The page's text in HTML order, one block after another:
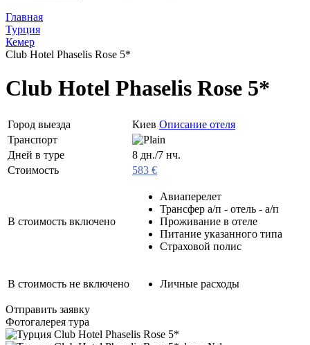
Главная
Турция
Кемер
Club Hotel Phaselis Rose 5*
Club Hotel Phaselis Rose 5*
Город выезда Киев Описание отеля
Транспорт
Дней в туре
8 дн./7 нч.
Стоимость
583 €
В стоимость включено
Авиаперелет
Трансфер а/п - отель - а/п
Проживание в отеле
Питание указанного типа
Страховой полис
В стоимость не включено Личные расходы
Отправить заявку
Фотогалерея тура